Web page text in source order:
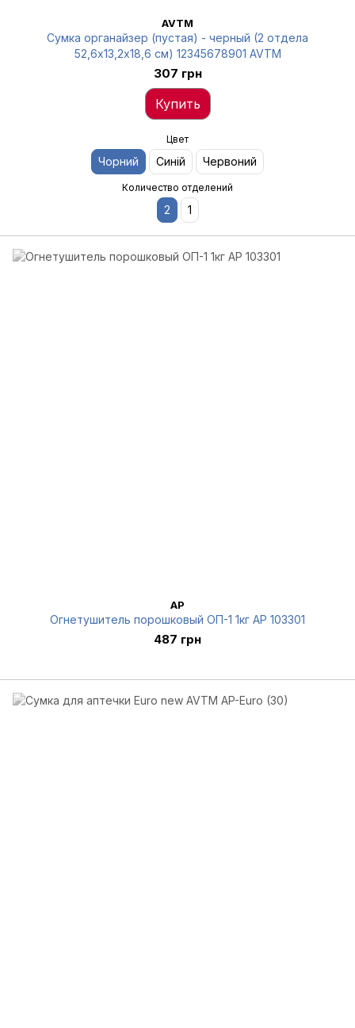
AVTM
Сумка органайзер (пустая) - черный (2 отдела
52,6х13,2х18,6 см) 12345678901 AVTM
307 грн
Купить
Цвет
Чорний Синій Червоний
Количество отделений
2 1
AP
Огнетушитель порошковый ОП-1 1кг AP 103301
487 грн